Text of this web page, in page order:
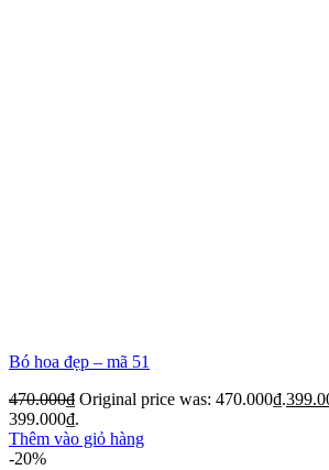
Bó hoa đẹp – mã 51
470.000₫ Original price was: 470.000₫.
399.000₫.
Thêm vào giỏ hàng
-20%